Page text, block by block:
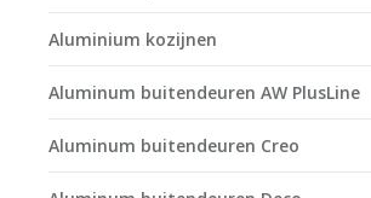
Aluminium kozijnen
Aluminum buitendeuren AW PlusLine
Aluminum buitendeuren Creo